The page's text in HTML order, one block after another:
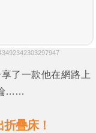
了一款他在網路上
論……
疊床！